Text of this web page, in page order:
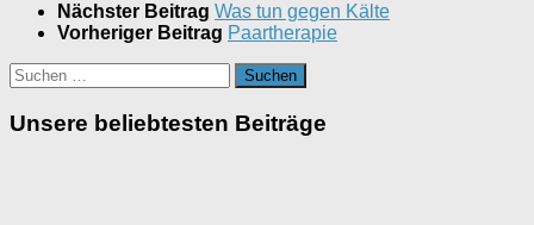
Nächster Beitrag Was tun gegen Kälte
Vorheriger Beitrag Paartherapie
Suchen
nach:
Unsere beliebtesten Beiträge